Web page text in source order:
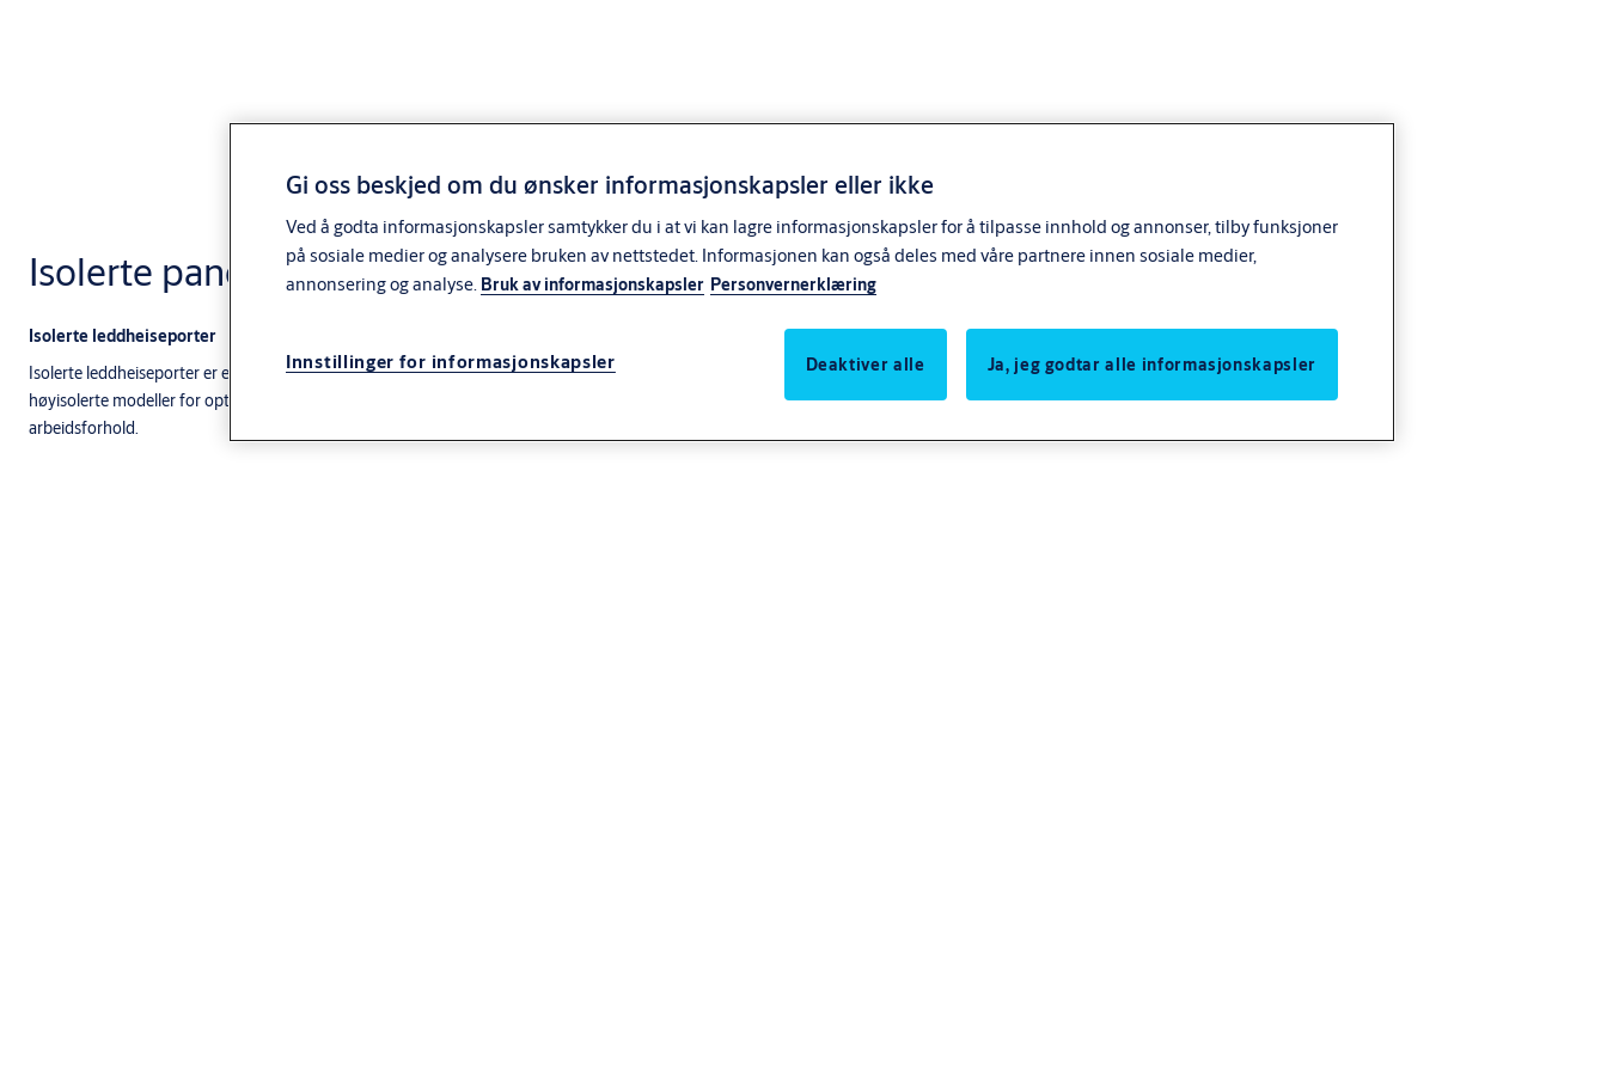
Isolerte paneler
Isolerte leddheiseporter
Isolerte leddheiseporter er et perfekt valg når du trenger energieffektive adkomstløsninger. Velg fra vårt utvalg av standard isolerte leddheiseporter og
høyisolerte modeller for optimal termisk separering og energisparing. Denne leddheiseporten gir deg kontroll over inneklimaet, slik at du kan skape optimale
arbeidsforhold.
Gi oss beskjed om du ønsker informasjonskapsler eller ikke
Ved å godta informasjonskapsler samtykker du i at vi kan lagre informasjonskapsler for å tilpasse innhold og annonser, tilby funksjoner
på sosiale medier og analysere bruken av nettstedet. Informasjonen kan også deles med våre partnere innen sosiale medier,
annonsering og analyse. Bruk av informasjonskapsler Personvernerklæring
Innstillinger for informasjonskapsler Deaktiver alle Ja, jeg godtar alle informasjonskapsler